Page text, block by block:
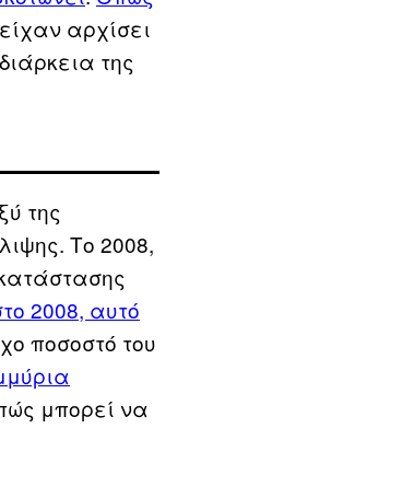
αρχίσει
της
της
Το 2008,
2008, αυτό
ποσοστό του
μπορεί να